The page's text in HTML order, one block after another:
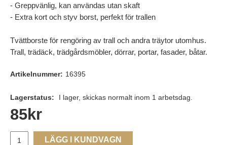
- Greppvänlig, kan användas utan skaft
- Extra kort och styv borst, perfekt för trallen
Tvättborste för rengöring av trall och andra träytor utomhus.
Trall, trädäck, trädgårdsmöbler, dörrar, portar, fasader, båtar.
Artikelnummer: 16395
Lagerstatus: I lager, skickas normalt inom 1 arbetsdag.
85kr
LÄGG I KUNDVAGN